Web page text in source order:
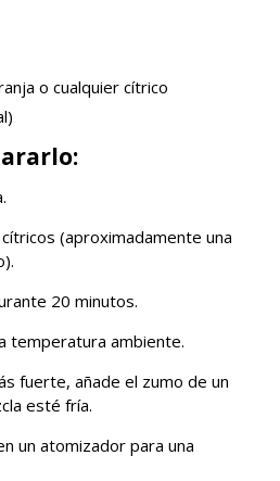
o cualquier cítrico
(aproximadamente una
20 minutos.
temperatura ambiente.
fuerte, añade el zumo de un
esté fría.
un atomizador para una